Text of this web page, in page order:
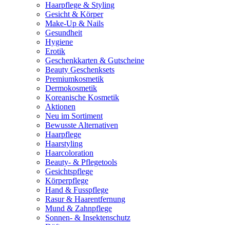
Haarpflege & Styling
Gesicht & Körper
Make-Up & Nails
Gesundheit
Hygiene
Erotik
Geschenkkarten & Gutscheine
Beauty Geschenksets
Premiumkosmetik
Dermokosmetik
Koreanische Kosmetik
Aktionen
Neu im Sortiment
Bewusste Alternativen
Haarpflege
Haarstyling
Haarcoloration
Beauty- & Pflegetools
Gesichtspflege
Körperpflege
Hand & Fusspflege
Rasur & Haarentfernung
Mund & Zahnpflege
Sonnen- & Insektenschutz